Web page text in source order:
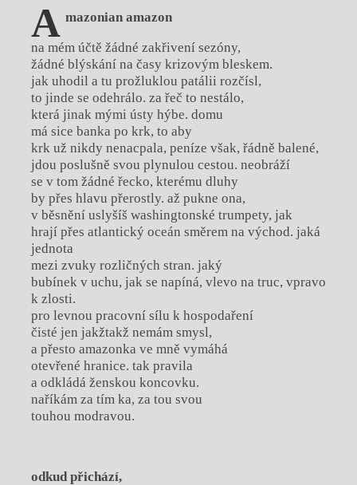
a mazonian amazon
na mém účtě žádné zakřivení sezóny,
žádné blýskání na časy krizovým bleskem.
jak uhodil a tu prožluklou patálii rozčísl,
to jinde se odehrálo. za řeč to nestálo,
která jinak mými ústy hýbe. domu
má sice banka po krk, to aby
krk už nikdy nenacpala, peníze však, řádně balené,
jdou poslušně svou plynulou cestou. neobráží
se v tom žádné řecko, kterému dluhy
by přes hlavu přerostly. až pukne ona,
v běsnění uslyšíš washingtonské trumpety, jak
hrají přes atlantický oceán směrem na východ. jaká
jednota
mezi zvuky rozličných stran. jaký
bubínek v uchu, jak se napíná, vlevo na truc, vpravo
k zlosti.
pro levnou pracovní sílu k hospodaření
čisté jen jakžtakž nemám smysl,
a přesto amazonka ve mně vymáhá
otevřené hranice. tak pravila
a odkládá ženskou koncovku.
naříkám za tím ka, za tou svou
touhou modravou.
odkud přichází,